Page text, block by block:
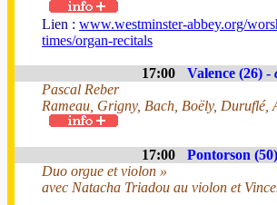
Lien : www.westminster-abbey.org/
times/organ-recitals
17:00 Valence (26) -
Pascal Reber
Rameau, Grigny, Bach, Boëly, Duruflé,
17:00 Pontorson
Duo orgue et violon »
avec Natacha Triadou au violon et